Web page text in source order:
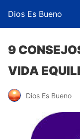
Dios Es Bueno
9
VIDA
Dios Es Bueno